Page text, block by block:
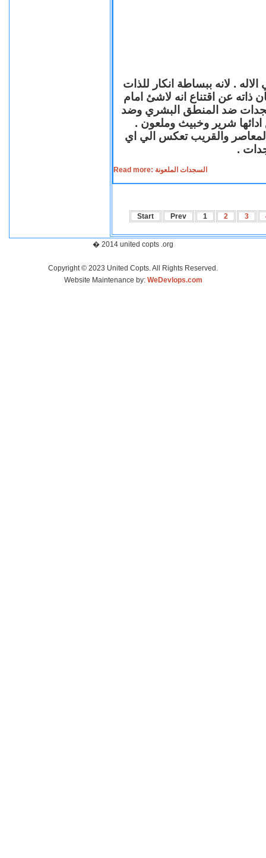
. لانه ببساطة انكار للذات
ذاته عن اقتناع انه لاشئ امام
ضد المنطق البشري وضد
ادائها شرير وخبيث وملعون .
المعاصر والقريب تعكس الي اي
.
Read more: السجدات الملعونة
Start Prev 1 2 3
� 2014 united copts .org
Copyright © 2023 United Copts. All Rights Reserved.
Website Maintenance by: WeDevlops.com